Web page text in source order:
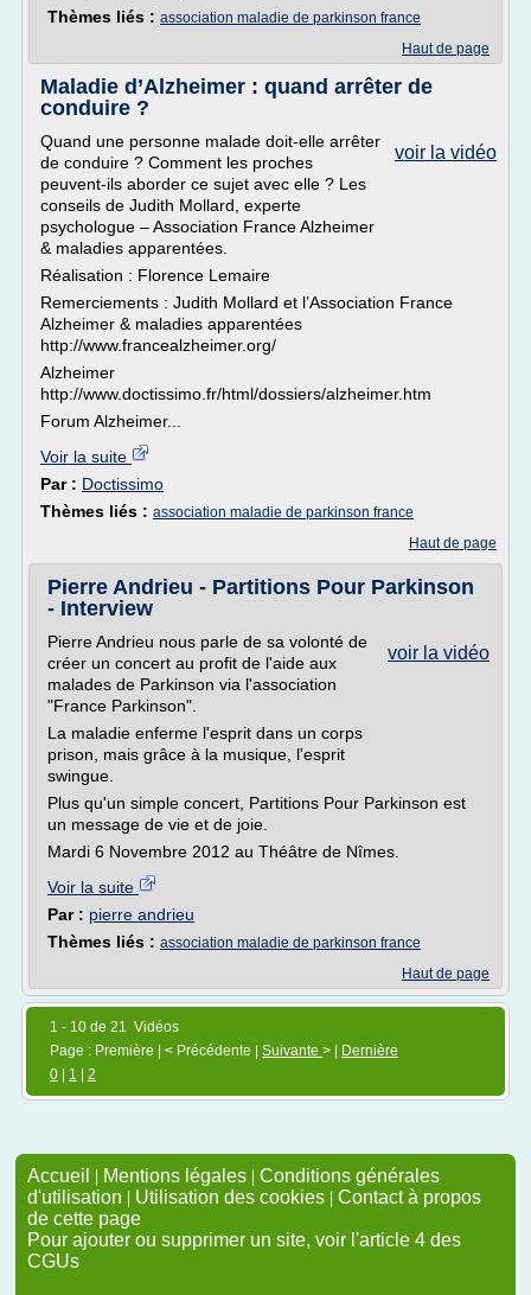
Thèmes liés : association maladie de parkinson france
Haut de page
Maladie d’Alzheimer : quand arrêter de
conduire ?
voir la vidéo
Quand une personne malade doit-elle arrêter
de conduire ? Comment les proches
peuvent-ils aborder ce sujet avec elle ? Les
conseils de Judith Mollard, experte
psychologue – Association France Alzheimer
& maladies apparentées.
Réalisation : Florence Lemaire
Remerciements : Judith Mollard et l’Association France
Alzheimer & maladies apparentées
http://www.francealzheimer.org/
Alzheimer
http://www.doctissimo.fr/html/dossiers/alzheimer.htm
Forum Alzheimer...
Voir la suite
Par : Doctissimo
Thèmes liés : association maladie de parkinson france
Haut de page
Pierre Andrieu - Partitions Pour Parkinson
- Interview
voir la vidéo
Pierre Andrieu nous parle de sa volonté de
créer un concert au profit de l'aide aux
malades de Parkinson via l'association
"France Parkinson".
La maladie enferme l'esprit dans un corps
prison, mais grâce à la musique, l'esprit
swingue.
Plus qu'un simple concert, Partitions Pour Parkinson est
un message de vie et de joie.
Mardi 6 Novembre 2012 au Théâtre de Nîmes.
Voir la suite
Par : pierre andrieu
Thèmes liés : association maladie de parkinson france
Haut de page
1 - 10 de 21 Vidéos
Page : Première | < Précédente | Suivante > |
Dernière
0
1 2
Accueil | Mentions légales | Conditions générales
d'utilisation | Utilisation des cookies | Contact à propos
de cette page
Pour ajouter ou supprimer un site, voir l'article 4 des
CGUs